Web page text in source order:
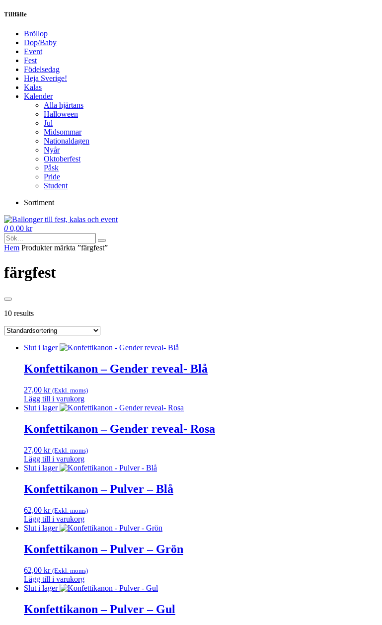
Tillfälle
Bröllop
Dop/Baby
Event
Fest
Födelsedag
Heja Sverige!
Kalas
Kalender
Alla hjärtans
Halloween
Jul
Midsommar
Nationaldagen
Nyår
Oktoberfest
Påsk
Pride
Student
Sortiment
0 0,00 kr
Hem Produkter märkta ”färgfest”
färgfest
10 results
Slut i lager
Konfettikanon – Gender reveal- Blå
27,00 kr (Exkl. moms)
Lägg till i varukorg
Slut i lager
Konfettikanon – Gender reveal- Rosa
27,00 kr (Exkl. moms)
Lägg till i varukorg
Slut i lager
Konfettikanon – Pulver – Blå
62,00 kr (Exkl. moms)
Lägg till i varukorg
Slut i lager
Konfettikanon – Pulver – Grön
62,00 kr (Exkl. moms)
Lägg till i varukorg
Slut i lager
Konfettikanon – Pulver – Gul